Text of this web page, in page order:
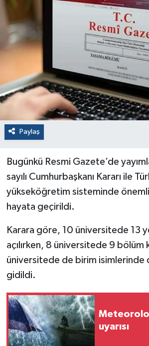
Paylaş
Bugünkü Resmi Gazete’de
sayılı Cumhurbaşkanı Kararı ile
yükseköğretim sisteminde
hayata geçirildi.
Karara göre, 10 üniversitede 13
açılırken, 8 üniversitede 9 bölüm
üniversitede de birim isimlerinde
gidildi.
uyarısı